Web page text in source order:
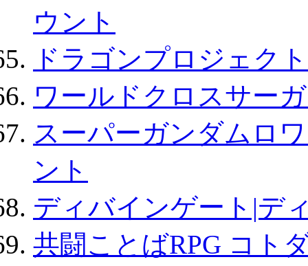
ウント
ドラゴンプロジェク
ワールドクロスサー
スーパーガンダムロ
ント
ディバインゲート|デ
共闘ことばRPG コト